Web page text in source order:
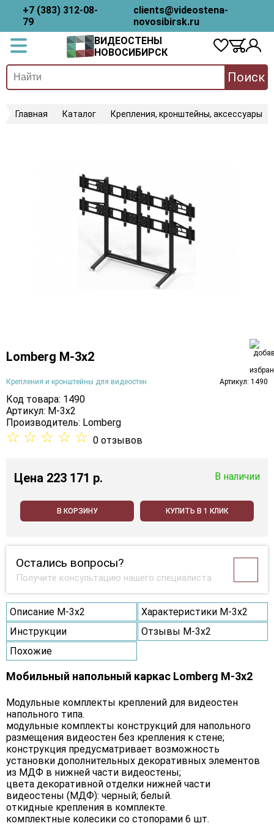
+7 (383) 312-08-
79
clients@videostena-
novosibirsk.ru
ВИДЕОСТЕНЫ
НОВОСИБИРСК
Поиск
Главная Каталог Крепления, кронштейны, аксессуары
Lomberg M-3х2
Крепления и кронштейны для видеостен Артикул: 1490
Код товара: 1490
Артикул: M-3х2
Производитель: Lomberg
☆ ☆ ☆ ☆ ☆ 0 отзывов
Цена 223 171 p. В наличии
В КОРЗИНУ КУПИТЬ В 1 КЛИК
Остались вопросы?
Получите консультацию нашего специалиста
Описание M-3х2
Характеристики M-3х2
Инструкции
Отзывы M-3х2
Похожие
Мобильный напольный каркас Lomberg M-3х2
Модульные комплекты креплений для видеостен
напольного типа.
модульные комплекты конструкций для напольного
размещения видеостен без крепления к стене;
конструкция предусматривает возможность
установки дополнительных декоративных элементов
из МДФ в нижней части видеостены;
цвета декоративной отделки нижней части
видеостены (МДФ): черный; белый.
откидные крепления в комплекте.
комплектные колесики со стопорами 6 шт.